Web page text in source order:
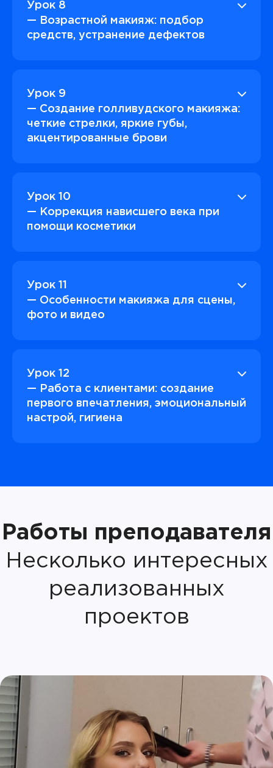
Урок 8
— Возрастной макияж: подбор
средств, устранение дефектов
Урок 9
— Создание голливудского макияжа:
четкие стрелки, яркие губы,
акцентированные брови
Урок 10
— Коррекция нависшего века при
помощи косметики
Урок 11
— Особенности макияжа для сцены,
фото и видео
Урок 12
— Работа с клиентами: создание
первого впечатления, эмоциональный
настрой, гигиена
Работы преподавателя
Несколько интересных
реализованных
проектов